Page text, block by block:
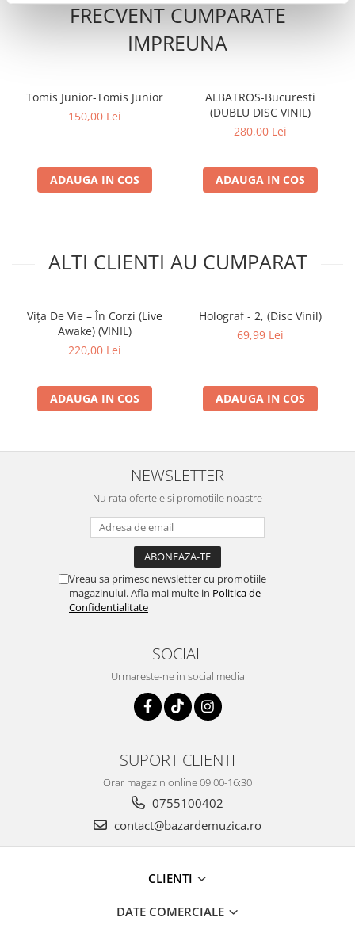
FRECVENT CUMPARATE
IMPREUNA
Tomis Junior-Tomis Junior
150,00 Lei
ADAUGA IN COS
ALBATROS-Bucuresti
(DUBLU DISC VINIL)
280,00 Lei
ADAUGA IN COS
ALTI CLIENTI AU CUMPARAT
Vița De Vie – În Corzi (Live
Awake) (VINIL)
220,00 Lei
ADAUGA IN COS
Holograf - 2, (Disc Vinil)
69,99 Lei
ADAUGA IN COS
NEWSLETTER
Nu rata ofertele si promotiile noastre
Vreau sa primesc newsletter cu promotiile
magazinului. Afla mai multe in Politica de
Confidentialitate
SOCIAL
Urmareste-ne in social media
SUPORT CLIENTI
Orar magazin online 09:00-16:30
0755100402
contact@bazardemuzica.ro
CLIENTI
DATE COMERCIALE